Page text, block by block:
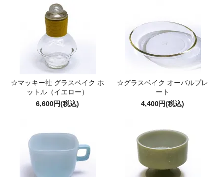
☆マッキー社 グラスベイク ホ
ットル（イエロー）
6,600円(税込)
☆グラスベイク オーバルプレ
ート
4,400円(税込)